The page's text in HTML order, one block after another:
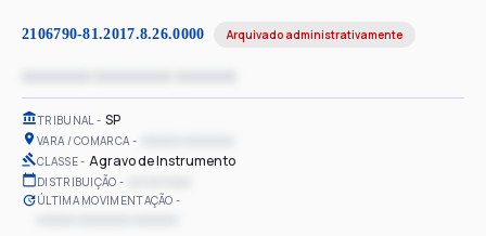
2106790-81.2017.8.26.0000 Arquivado administrativamente
TRIBUNAL SP
VARA / COMARCA
CLASSE Agravo de Instrumento
DISTRIBUIÇÃO
ÚLTIMA MOVIMENTAÇÃO